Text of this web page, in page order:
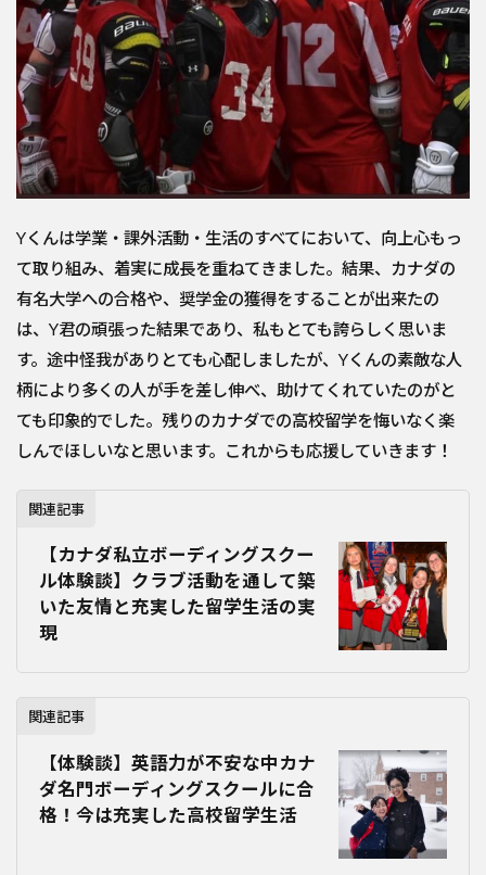
Yくんは学業・課外活動・生活のすべてにおいて、向上心もっ
て取り組み、着実に成長を重ねてきました。結果、カナダの
有名大学への合格や、奨学金の獲得をすることが出来たの
は、Y君の頑張った結果であり、私もとても誇らしく思いま
す。途中怪我がありとても心配しましたが、Yくんの素敵な人
柄により多くの人が手を差し伸べ、助けてくれていたのがと
ても印象的でした。残りのカナダでの高校留学を悔いなく楽
しんでほしいなと思います。これからも応援していきます！
関連記事
【カナダ私立ボーディングスクー
ル体験談】クラブ活動を通して築
いた友情と充実した留学生活の実
現
関連記事
【体験談】英語力が不安な中カナ
ダ名門ボーディングスクールに合
格！今は充実した高校留学生活